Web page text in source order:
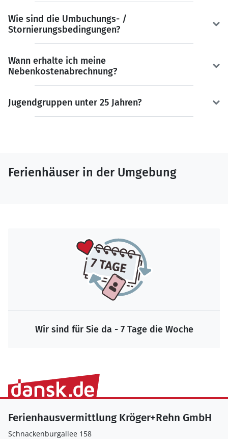
Wie sind die Umbuchungs- /
Stornierungsbedingungen?
Wann erhalte ich meine
Nebenkostenabrechnung?
Jugendgruppen unter 25 Jahren?
Ferienhäuser in der Umgebung
Wir sind für Sie da - 7 Tage die Woche
Ferienhausvermittlung Kröger+Rehn GmbH
Schnackenburgallee 158